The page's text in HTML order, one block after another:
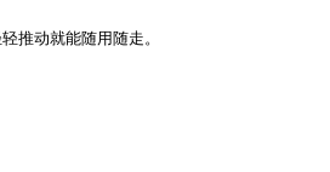
推动就能随用随走。